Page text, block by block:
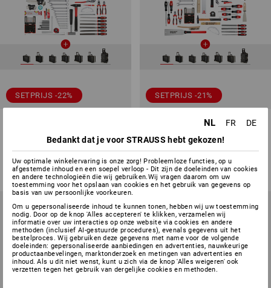
SETPRIJS -22%
uitvoeringen
v.a. € 761,49 v.a. € 592,78
(incl. BTW)
SETPRIJS -21%
Gereedschapsset hout inclusief
7 uitvoeringen
v.a. € 725,01v.a. € 568,58
(incl. BTW)
NL FR
DE
Bedankt dat je voor STRAUSS hebt gekozen!
Uw optimale winkelervaring is onze zorg! Probleemloze functies, op u
afgestemde inhoud en een soepel verloop - Dit zijn de doeleinden van cookies
en andere technologieën die wij gebruiken.Wij vragen daarom om uw
toestemming voor het opslaan van cookies en het gebruik van gegevens op
basis van uw persoonlijke voorkeuren.
Om u gepersonaliseerde inhoud te kunnen tonen, hebben wij uw toestemming
nodig. Door op de knop 'Alles accepteren' te klikken, verzamelen wij
informatie over uw interacties op onze website via cookies en andere
methoden (inclusief AI-gestuurde procedures), evenals gegevens uit het
bestelproces. Wij gebruiken deze gegevens met name voor de volgende
doeleinden: gepersonaliseerde aanbiedingen en advertenties, nauwkeurige
productaanbevelingen, marktonderzoek en metingen van advertenties en
inhoud. Als u dit niet wenst, kunt u zich via de knop 'Alles weigeren' ook
verzetten tegen het gebruik van dergelijke cookies en methoden.